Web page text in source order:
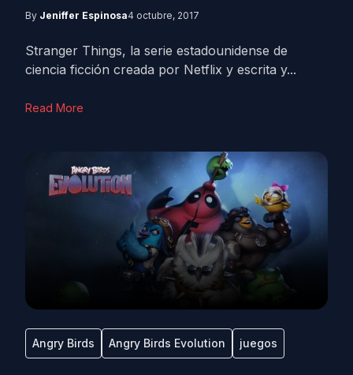
By Jeniffer Espinosa4 octubre, 2017
Stranger Things, la serie estadounidense de
ciencia ficción creada por Netflix y escrita y...
Read More
Angry Birds Angry Birds Evolution juegos